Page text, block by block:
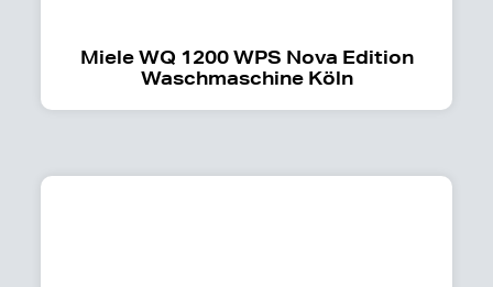
Miele WQ 1200 WPS Nova Edition
Waschmaschine Köln